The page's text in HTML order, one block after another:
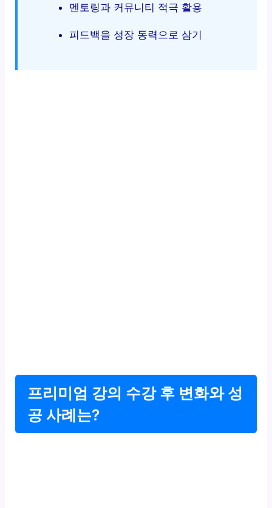
멘토링과 커뮤니티 적극 활용
피드백을 성장 동력으로 삼기
프리미엄 강의 수강 후 변화와 성
공 사례는?